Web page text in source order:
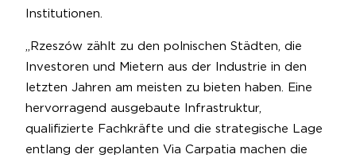
Institutionen.
„Rzeszów zählt zu den polnischen Städten, die
Investoren und Mietern aus der Industrie in den
letzten Jahren am meisten zu bieten haben. Eine
hervorragend ausgebaute Infrastruktur,
qualifizierte Fachkräfte und die strategische Lage
entlang der geplanten Via Carpatia machen die